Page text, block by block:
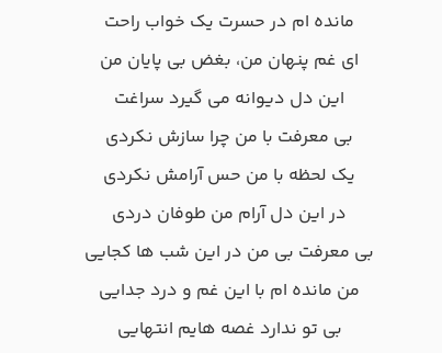
مانده ام در حسرت یک خواب راحت
ای غم پنهان من، بغض بی پایان من
این دل دیوانه می گیرد سراغت
بی معرفت با من چرا سازش نکردی
یک لحظه با من حس آرامش نکردی
در این دل آرام من طوفان دردی
بی معرفت بی من در این شب ها کجایی
من مانده ام با این غم و درد جدایی
بی تو ندارد غصه هایم انتهایی